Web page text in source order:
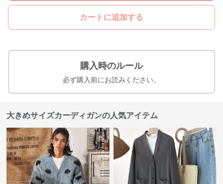
カートに追加する
購入時のルール
必ず購入前にお読みください。
大きめサイズカーディガンの人気アイテム